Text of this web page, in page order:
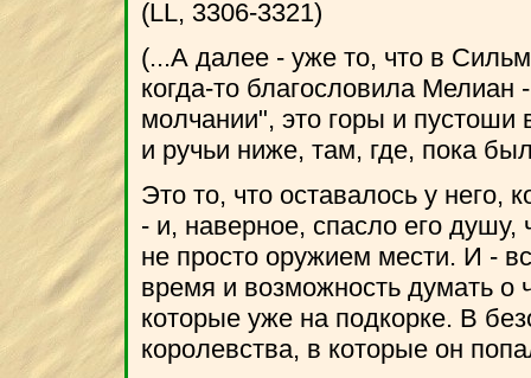
(LL, 3306-3321)
(...А далее - уже то, что в
когда-то благословила
молчании", это горы и пустоши
и ручьи ниже, там, где, пока
Это то, что оставалось у него,
- и, наверное, спасло его душу,
не просто оружием мести. И -
время и возможность думать о
которые уже на подкорке. В
королевства, в которые он